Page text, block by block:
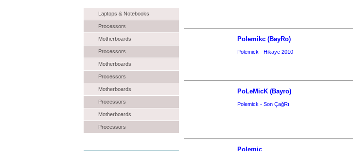
Laptops & Notebooks
Processors
Motherboards
Processors
Motherboards
Processors
Motherboards
Processors
Motherboards
Processors
Polemikc (BayRo)
Polemick - Hikaye 2010
PoLeMicK (Bayro)
Polemick - Son ÇağRı
Polemic